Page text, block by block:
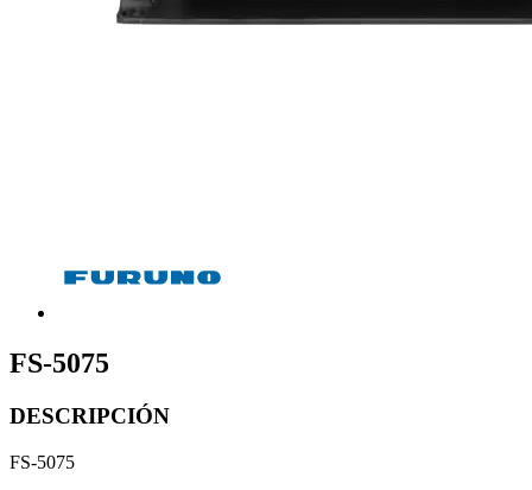
FS-5075
DESCRIPCIÓN
FS-5075